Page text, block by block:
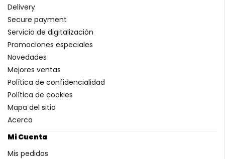
Delivery
Secure payment
Servicio de digitalización
Promociones especiales
Novedades
Mejores ventas
Política de confidencialidad
Política de cookies
Mapa del sitio
Acerca
Mi Cuenta
Mis pedidos